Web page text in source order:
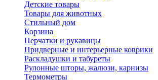
Детские товары
Товары для животных
Стильный дом
Корзина
Перчатки и рукавицы
Придверные и интерьерные коврики
Раскладушки и табуреты
Рулонные шторы, жалюзи, карнизы
Термометры